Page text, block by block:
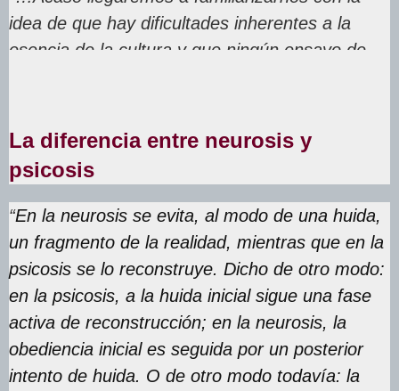
idea de que hay dificultades inherentes a la
esencia de la cultura y que ningún ensayo de
La diferencia entre neurosis y
psicosis
“En la neurosis se evita, al modo de una huida,
un fragmento de la realidad, mientras que en la
psicosis se lo reconstruye. Dicho de otro modo:
en la psicosis, a la huida inicial sigue una fase
activa de reconstrucción; en la neurosis, la
obediencia inicial es seguida por un posterior
intento de huida. O de otro modo todavía: la